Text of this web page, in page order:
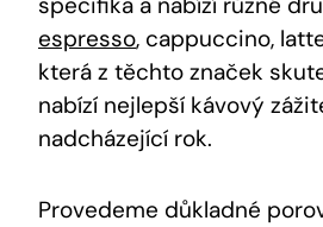
espresso, cappuccino,
která⁢ z těchto značek
nabízí nejlepší⁣ kávový
nadcházející rok.
Provedeme důkladné